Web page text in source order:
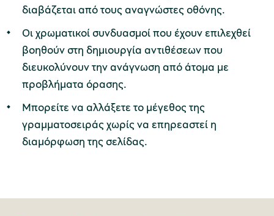
διαβάζεται από τους αναγνώστες οθόνης.
Οι χρωματικοί συνδυασμοί που έχουν επιλεχθεί
βοηθούν στη δημιουργία αντιθέσεων που
διευκολύνουν την ανάγνωση από άτομα με
προβλήματα όρασης.
Μπορείτε να αλλάξετε το μέγεθος της
γραμματοσειράς χωρίς να επηρεαστεί η
διαμόρφωση της σελίδας.